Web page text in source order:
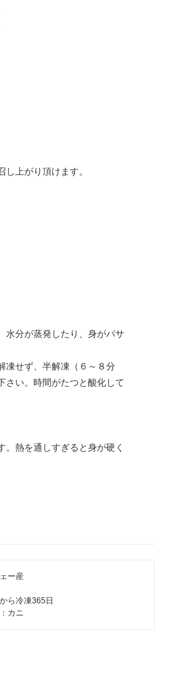
上がり頂けます。
水分が蒸発したり、身がパサ
凍せず、半解凍（６～８分
さい。時間がたつと酸化して
熱を通しすぎると身が硬く
ー産
ら冷凍365日
カニ